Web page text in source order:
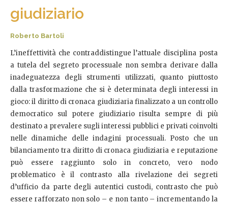
giudiziario
Roberto Bartoli
L’ineffettività che contraddistingue l’attuale disciplina posta
a tutela del segreto processuale non sembra derivare dalla
inadeguatezza degli strumenti utilizzati, quanto piuttosto
dalla trasformazione che si è determinata degli interessi in
gioco: il diritto di cronaca giudiziaria finalizzato a un controllo
democratico sul potere giudiziario risulta sempre di più
destinato a prevalere sugli interessi pubblici e privati coinvolti
nelle dinamiche delle indagini processuali. Posto che un
bilanciamento tra diritto di cronaca giudiziaria e reputazione
può essere raggiunto solo in concreto, vero nodo
problematico è il contrasto alla rivelazione dei segreti
d’ufficio da parte degli autentici custodi, contrasto che può
essere rafforzato non solo – e non tanto – incrementando la